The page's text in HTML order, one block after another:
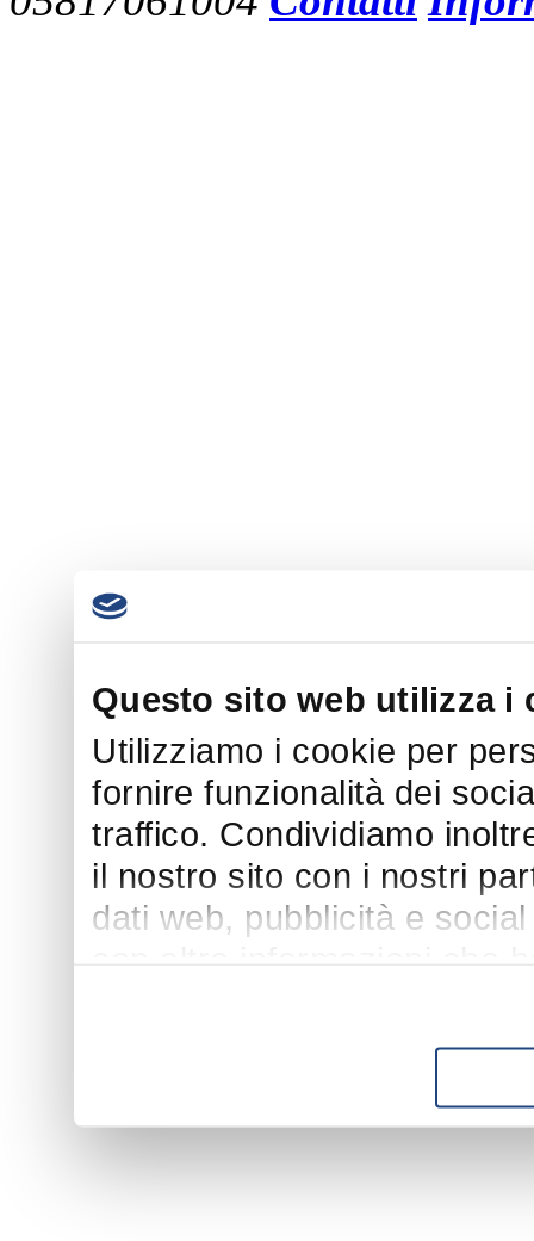
Questo sito web utilizza i
Utilizziamo i cookie per
fornire funzionalità dei
traffico. Condividiamo
il nostro sito con i nostri
dati web, pubblicità e